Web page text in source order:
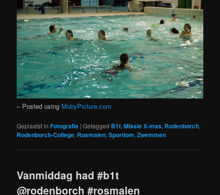
– Posted using MobyPicture.com
Geplaatst in Fotografie |Getagged B1t,Missie X-mas, Rodenborch,
Rodenborch-College, Rosmalen,Sportiom,Zwemmen
Vanmiddag had #b1t
@rodenborch #rosmalen